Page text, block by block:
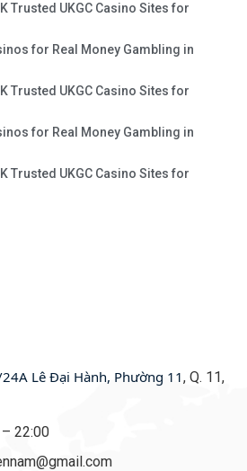
Trusted UKGC Casino Sites for
for Real Money Gambling in
Trusted UKGC Casino Sites for
for Real Money Gambling in
Trusted UKGC Casino Sites for
Lê Đại Hành, Phường 11, Q. 11,
22:00